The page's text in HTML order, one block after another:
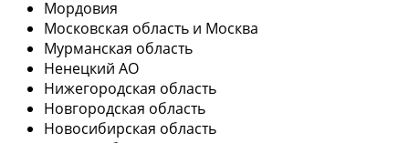
Мордовия
Московская область и Москва
Мурманская область
Ненецкий АО
Нижегородская область
Новгородская область
Новосибирская область